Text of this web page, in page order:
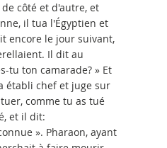
côté et d'autre, et
il tua l'Égyptien et
encore le jour suivant,
Il dit au
tu ton camarade? » Et
établi chef et juge sur
comme tu as tué
et il dit:
». Pharaon, ayant